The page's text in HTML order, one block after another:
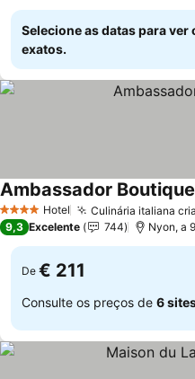
Selecione as datas para ver
exatos.
4 EstrelasHotel Culinária italiana
Ambassador
9,3 Excelente 744 Nyon, a
De € 211
Consulte os preços de 6